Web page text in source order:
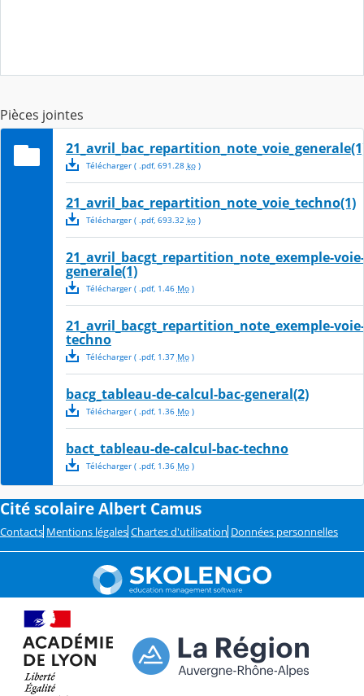
Pièces jointes
Télécharger( .pdf, 691.28 ko)
21_avril_bac_repartition_note_voie_techno(1)
Télécharger( .pdf, 693.32 ko)
21_avril_bacgt_repartition_note_exemple-voie-
generale(1)
Télécharger( .pdf, 1.46 Mo)
21_avril_bacgt_repartition_note_exemple-voie-
techno
Télécharger( .pdf, 1.37 Mo)
bacg_tableau-de-calcul-bac-general(2)
Télécharger( .pdf, 1.36 Mo)
bact_tableau-de-calcul-bac-techno
Télécharger( .pdf, 1.36 Mo)
Cité scolaire Albert Camus
Contacts Mentions légales Chartes d'utilisation Données personnelles